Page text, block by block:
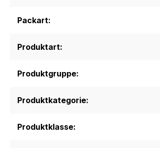
Packart:
Produktart:
Produktgruppe:
Produktkategorie:
Produktklasse: